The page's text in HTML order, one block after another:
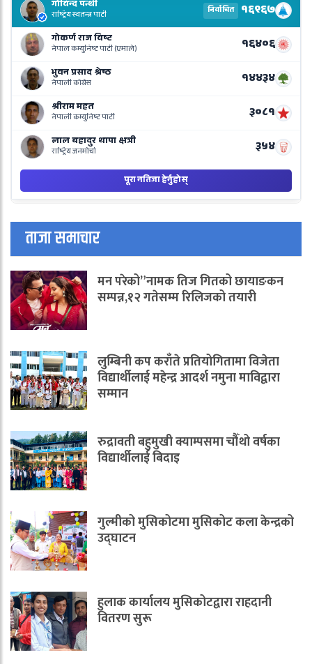
ताजा समाचार
मन परेको”नामक तिज गितको छायाङकन
सम्पन्न,१२ गतेसम्म रिलिजको तयारी
लुम्बिनी कप कराँते प्रतियोगितामा विजेता
विद्यार्थीलाई महेन्द्र आदर्श नमुना माविद्वारा
सम्मान
रुद्रावती बहुमुखी क्याम्पसमा चौँथो वर्षका
विद्यार्थीलाई बिदाइ
गुल्मीको मुसिकोटमा मुसिकोट कला केन्द्रको
उद्घाटन
हुलाक कार्यालय मुसिकोटद्वारा राहदानी
वितरण सुरू